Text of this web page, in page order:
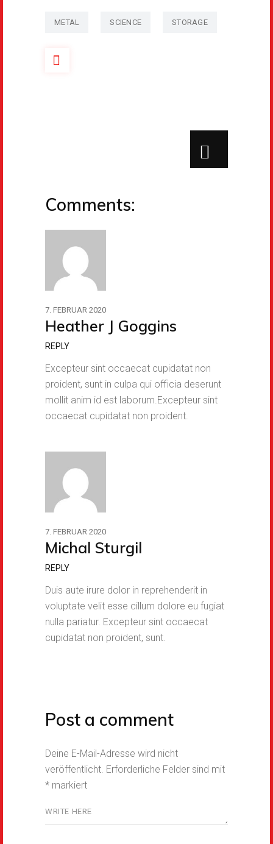
METAL SCIENCE STORAGE
Comments:
7. FEBRUAR 2020
Heather J Goggins
REPLY
Excepteur sint occaecat cupidatat non
proident, sunt in culpa qui officia deserunt
mollit anim id est laborum.Excepteur sint
occaecat cupidatat non proident.
7. FEBRUAR 2020
Michal Sturgil
REPLY
Duis aute irure dolor in reprehenderit in
voluptate velit esse cillum dolore eu fugiat
nulla pariatur. Excepteur sint occaecat
cupidatat non proident, sunt.
Post a comment
Deine E-Mail-Adresse wird nicht
veröffentlicht. Erforderliche Felder sind mit
* markiert